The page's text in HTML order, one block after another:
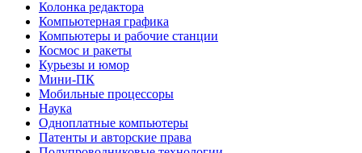
Колонка редактора
Компьютерная графика
Компьютеры и рабочие станции
Космос и ракеты
Курьезы и юмор
Мини-ПК
Мобильные процессоры
Наука
Одноплатные компьютеры
Патенты и авторские права